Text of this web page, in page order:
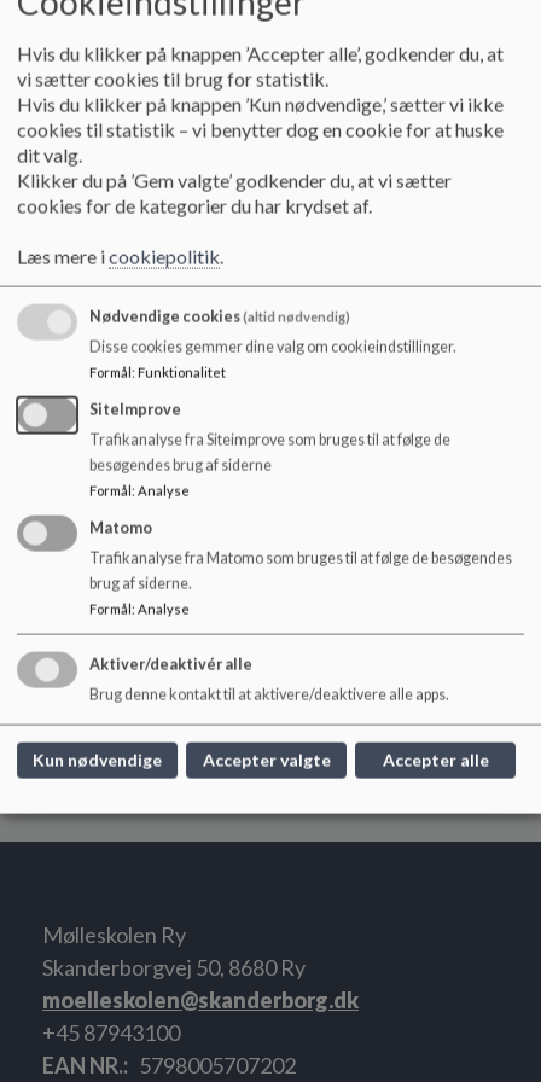
Dokumenter
Opslag for valgmøde 2026
Valgfolder 2026
Tids- og procesplan
Mølleskolen Ry
Skanderborgvej 50, 8680 Ry
moelleskolen@skanderborg.dk
+45 87943100
EAN NR.
5798005707202
Hvis du klikker på knappen ’Accepter alle’, godkender du, at
vi sætter cookies til brug for statistik.
Hvis du klikker på knappen ’Kun nødvendige,’ sætter vi ikke
cookies til statistik – vi benytter dog en cookie for at huske
dit valg.
Klikker du på ’Gem valgte’ godkender du, at vi sætter
cookies for de kategorier du har krydset af.
Læs mere icookiepolitik.
Nødvendige cookies(altid nødvendig)
Disse cookies gemmer dine valg om cookieindstillinger.
Formål: Funktionalitet
SiteImprove
Trafikanalyse fra Siteimprove som bruges til at følge de
besøgendes brug af siderne
Formål: Analyse
Matomo
Trafikanalyse fra Matomo som bruges til at følge de besøgendes
brug af siderne.
Formål: Analyse
Aktiver/deaktivér alle
Brug denne kontakt til at aktivere/deaktivere alle apps.
Kun nødvendige Accepter valgte Accepter alle